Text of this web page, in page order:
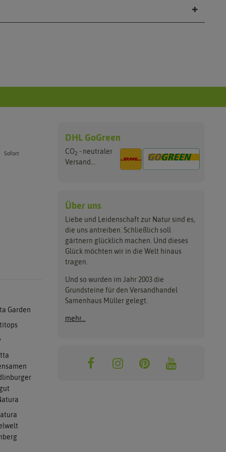
Sofort
Garden
DHL GoGreen
CO2 - neutraler
Versand...
Über uns
Liebe und Leidenschaft zur Natur sind es,
die uns antreiben. Schließlich soll
gärtnern glücklich machen. Und dieses
Glück möchten wir in die Welt hinaus
tragen.
Und so wurden im Jahr 2003 die
Grundsteine für den Versandhandel
Samenhaus Müller gelegt.
mehr...